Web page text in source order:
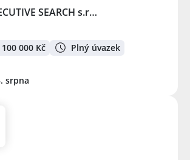
SEARCH s.r…
000 Kč Plný úvazek
srpna